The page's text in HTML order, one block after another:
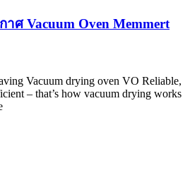
Vacuum Oven Memmert
Vacuum drying oven VO Reliable,
– that’s how vacuum drying works